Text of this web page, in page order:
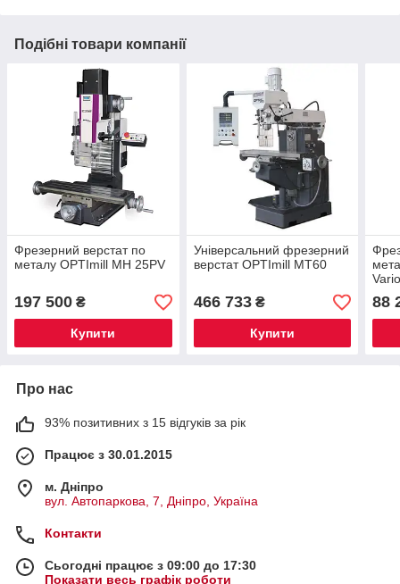
Подібні товари компанії
Фрезерний верстат по
металу OPTImill MH 25PV
197 500 ₴
Купити
Універсальний фрезерний
верстат OPTImill MT60
466 733₴
Купити
88
Про нас
93% позитивних з 15 відгуків за рік
Працює з 30.01.2015
м. Дніпро
вул. Автопаркова, 7, Дніпро, Україна
Контакти
Сьогодні працює з 09:00 до 17:30
Показати весь графік роботи